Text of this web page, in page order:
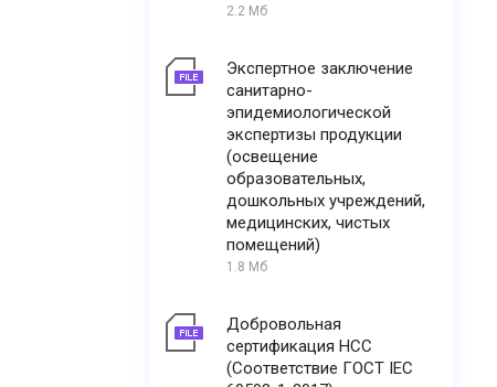
2.2 Мб
Экспертное заключение
санитарно-
эпидемиологической
экспертизы продукции
(освещение
образовательных,
дошкольных учреждений,
медицинских, чистых
помещений)
1.8 Мб
Добровольная
сертификация НСС
(Соответствие ГОСТ IEC